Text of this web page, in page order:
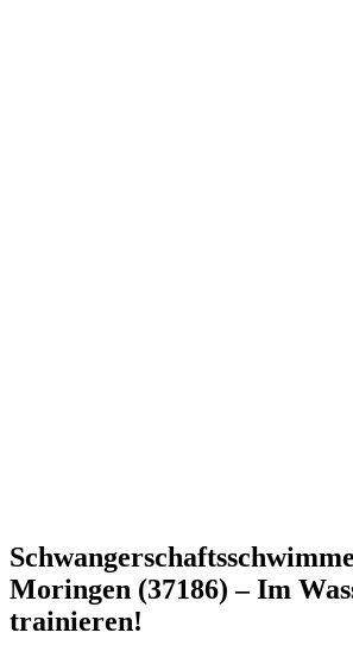
Moringen (37186) – Im
trainieren!